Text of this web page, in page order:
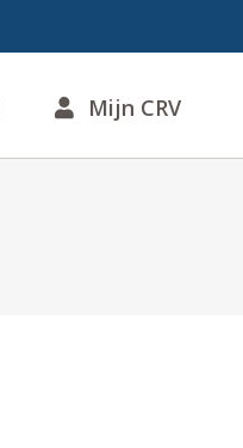
Mijn CRV